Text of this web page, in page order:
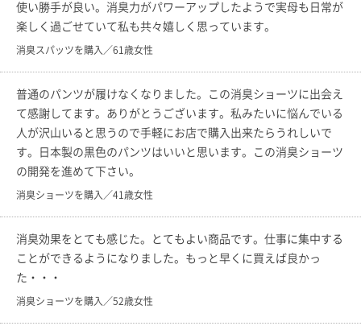
使い勝手が良い。消臭力がパワーアップしたようで実母も日常が
楽しく過ごせていて私も共々嬉しく思っています。
消臭スパッツを購入／61歳女性
普通のパンツが履けなくなりました。この消臭ショーツに出会え
て感謝してます。ありがとうございます。私みたいに悩んでいる
人が沢山いると思うので手軽にお店で購入出来たらうれしいで
す。日本製の黒色のパンツはいいと思います。この消臭ショーツ
の開発を進めて下さい。
消臭ショーツを購入／41歳女性
消臭効果をとても感じた。とてもよい商品です。仕事に集中する
ことができるようになりました。もっと早くに買えば良かっ
た・・・
消臭ショーツを購入／52歳女性